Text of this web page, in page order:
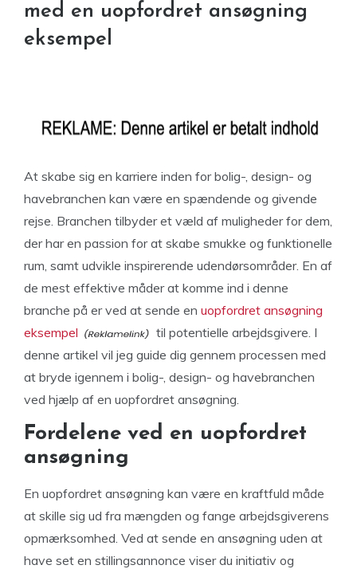
med en uopfordret ansøgning
eksempel
At skabe sig en karriere inden for bolig-, design- og
havebranchen kan være en spændende og givende
rejse. Branchen tilbyder et væld af muligheder for dem,
der har en passion for at skabe smukke og funktionelle
rum, samt udvikle inspirerende udendørsområder. En af
de mest effektive måder at komme ind i denne
branche på er ved at sende en uopfordret ansøgning
eksempel
til potentielle arbejdsgivere. I
denne artikel vil jeg guide dig gennem processen med
at bryde igennem i bolig-, design- og havebranchen
ved hjælp af en uopfordret ansøgning.
Fordelene ved en uopfordret
ansøgning
En uopfordret ansøgning kan være en kraftfuld måde
at skille sig ud fra mængden og fange arbejdsgiverens
opmærksomhed. Ved at sende en ansøgning uden at
have set en stillingsannonce viser du initiativ og